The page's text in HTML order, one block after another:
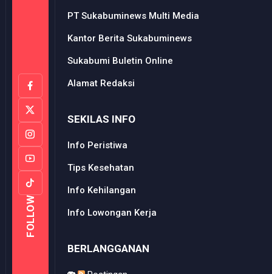
FOLLOW
PT Sukabuminews Multi Media
Kantor Berita Sukabuminews
Sukabumi Buletin Online
Alamat Redaksi
SEKILAS INFO
Info Peristiwa
Tips Kesehatan
Info Kehilangan
Info Lowongan Kerja
BERLANGGANAN